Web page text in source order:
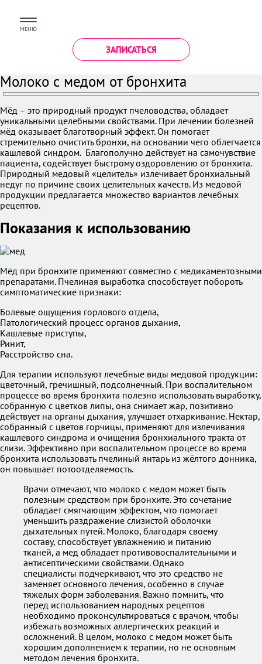
МЕНЮ
ЗАПИСАТЬСЯ
Молоко с медом от бронхита
Мёд – это природный продукт пчеловодства, обладает
уникальными целебными свойствами. При лечении болезней
мёд оказывает благотворный эффект. Он помогает
стремительно очистить бронхи, на основании чего облегчается
кашлевой синдром. Благополучно действует на самочувствие
пациента, содействует быстрому оздоровлению от бронхита.
Природный медовый «целитель» излечивает бронхиальный
недуг по причине своих целительных качеств. Из медовой
продукции предлагается множество вариантов лечебных
рецептов.
Показания к использованию
Мёд при бронхите применяют совместно с медикаментозными
препаратами. Пчелиная выработка способствует побороть
симптоматические признаки:
Болевые ощущения горлового отдела,
Патологический процесс органов дыхания,
Кашлевые приступы,
Ринит,
Расстройство сна.
Для терапии используют лечебные виды медовой продукции:
цветочный, гречишный, подсолнечный. При воспалительном
процессе во время бронхита полезно использовать выработку,
собранную с цветков липы, она снимает жар, позитивно
действует на органы дыхания, улучшает отхаркивание. Нектар,
собранный с цветов горчицы, применяют для излечивания
кашлевого синдрома и очищения бронхиального тракта от
слизи. Эффективно при воспалительном процессе во время
бронхита использовать пчелиный янтарь из жёлтого донника,
он повышает потоотделяемость.
Врачи отмечают, что молоко с медом может быть
полезным средством при бронхите. Это сочетание
обладает смягчающим эффектом, что помогает
уменьшить раздражение слизистой оболочки
дыхательных путей. Молоко, благодаря своему
составу, способствует увлажнению и питанию
тканей, а мед обладает противовоспалительными и
антисептическими свойствами. Однако
специалисты подчеркивают, что это средство не
заменяет основного лечения, особенно в случае
тяжелых форм заболевания. Важно помнить, что
перед использованием народных рецептов
необходимо проконсультироваться с врачом, чтобы
избежать возможных аллергических реакций и
осложнений. В целом, молоко с медом может быть
хорошим дополнением к терапии, но не основным
методом лечения бронхита.